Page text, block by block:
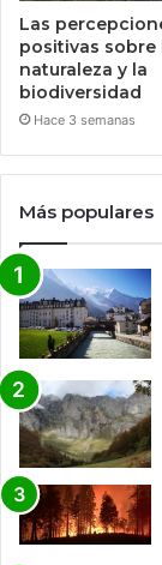
Las
positivas sobre
naturaleza y la
biodiversidad
Hace 3 semanas
Más populares